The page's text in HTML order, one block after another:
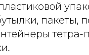
пакеты,
тетра-